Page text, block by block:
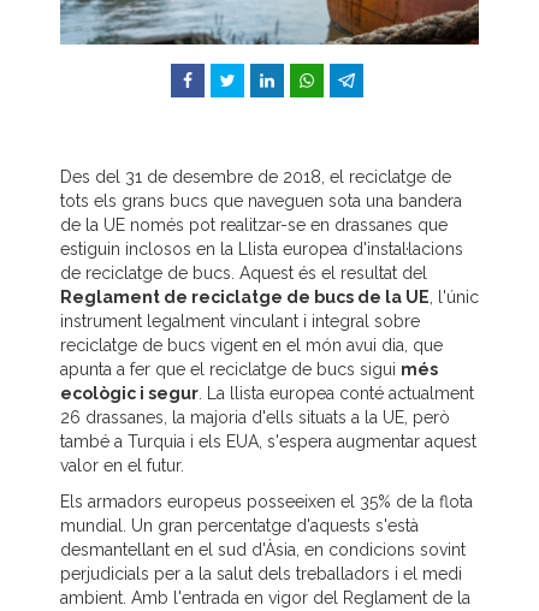
Facebook
Twitter LinkedInWhatsApp
Des del 31 de desembre de 2018, el reciclatge de
tots els grans bucs que naveguen sota una bandera
de la UE només pot realitzar-se en drassanes que
estiguin inclosos en la Llista europea d'instal·lacions
de reciclatge de bucs. Aquest és el resultat del
Reglament de reciclatge de bucs de la UE , l'únic
instrument legalment vinculant i integral sobre
reciclatge de bucs vigent en el món avui dia, que
apunta a fer que el reciclatge de bucs sigui més
ecològic i segur . La llista europea conté actualment
26 drassanes, la majoria d'ells situats a la UE, però
també a Turquia i els EUA, s'espera augmentar aquest
valor en el futur.
Els armadors europeus posseeixen el 35% de la flota
mundial. Un gran percentatge d'aquests s'està
desmantellant en el sud d'Àsia, en condicions sovint
perjudicials per a la salut dels treballadors i el medi
ambient. Amb l'entrada en vigor del Reglament de la